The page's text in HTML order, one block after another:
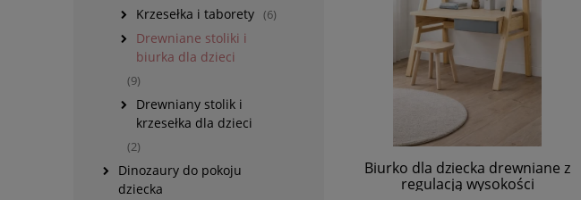
Krzesełka i taborety (6)
Drewniane stoliki i
biurka dla dzieci
(9)
Drewniany stolik i
krzesełka dla dzieci
(2)
Dinozaury do pokoju
dziecka
Biurko dla dziecka drewniane z
regulacją wysokości